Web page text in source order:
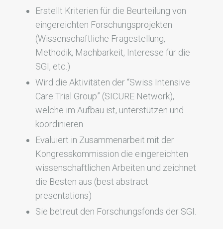
Erstellt Kriterien für die Beurteilung von
eingereichten Forschungsprojekten
(Wissenschaftliche Fragestellung,
Methodik, Machbarkeit, Interesse für die
SGI, etc.)
Wird die Aktivitäten der “Swiss Intensive
Care Trial Group” (SICURE Network),
welche im Aufbau ist, unterstützen und
koordinieren
Evaluiert in Zusammenarbeit mit der
Kongresskommission die eingereichten
wissenschaftlichen Arbeiten und zeichnet
die Besten aus (best abstract
presentations)
Sie betreut den Forschungsfonds der SGI.